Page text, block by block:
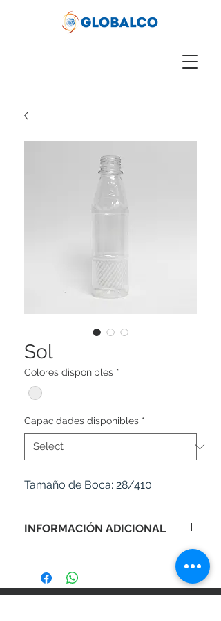
Sol
Colores disponibles *
Capacidades disponibles *
Tamaño de Boca: 28/410
INFORMACIÓN ADICIONAL
Pedido mínimo: 2,500 unidades.
Tiempo de producción: 20-25 días